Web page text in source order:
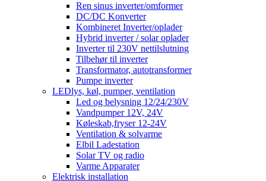
Ren sinus inverter/omformer
DC/DC Konverter
Kombineret Inverter/oplader
Hybrid inverter / solar oplader
Inverter til 230V nettilslutning
Tilbehør til inverter
Transformator, autotransformer
Pumpe inverter
LEDlys, køl, pumper, ventilation
Led og belysning 12/24/230V
Vandpumper 12V, 24V
Køleskab,fryser 12-24V
Ventilation & solvarme
Elbil Ladestation
Solar TV og radio
Varme Apparater
Elektrisk installation